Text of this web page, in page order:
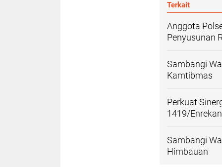
Terkait
Anggota
Penyusunan
Sambangi
Kamtibmas
Perkuat
1419/
Sambangi
Himbauan